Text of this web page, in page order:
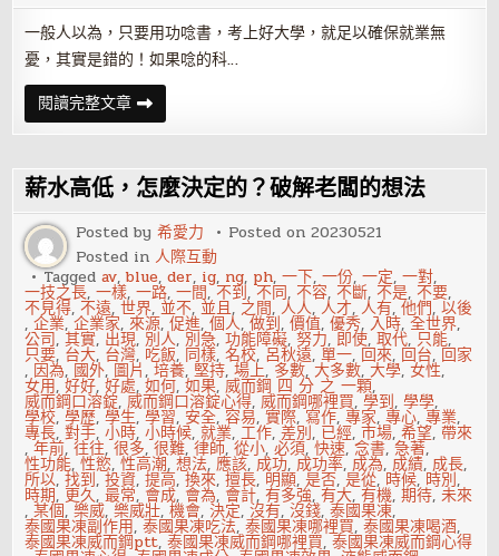
一般人以為，只要用功唸書，考上好大學，就足以確保就業無
憂，其實是錯的！如果唸的科…
閱讀完整文章從
冷
門
系
畢
業，
難
道
就
沒
錢
途
嗎？
薪水高低，怎麼決定的？破解老闆的想法
Posted by希愛力 Posted on20230521
Posted in人際互動
Taggedav,blue,der, ig, ng, ph,一下,一份,一定,一對,
一技之長,一樣,一路,一間,不到,不同,不容,不斷,不是,不要,
不見得,不遠,世界,並不,並且, 之間,人人,人才,人有,他們,以後
,企業,企業家,來源,促進,個人,做到,價值,優秀, 入時,全世界,
公司,其實, 出現, 別人, 別急,功能障礙,努力, 即使,取代, 只能,
只要, 台大, 台灣, 吃飯, 同樣,名校, 呂秋遠,單一, 回來, 回台, 回家
, 因為, 國外, 圖片,培養,堅持,場上, 多數,大多數,大學,女性,
女用,好好,好處,如何,如果,威而鋼 四 分 之 一顆,
威而鋼口溶錠,威而鋼口溶錠心得,威而鋼哪裡買,學到,學學,
學校,學歷,學生,學習, 安全,容易,實際,寫作,專家,專心,專業,
專長,對手,小時,小時候,就業,工作,差別, 已經,市場,希望,帶來
,年前,往往,很多,很難,律師,從小,必須,快速,念書,急著,
性功能,性慾,性高潮,想法,應該,成功, 成功率, 成為, 成績, 成長,
所以,找到,投資,提高,換來,擅長, 明顯,是否,是從, 時候, 時別,
時期, 更久,最常, 會成, 會為, 會計,有多強,有大,有機,期待,未來
,某個,樂威,樂威壯,機會,決定,沒有,沒錢,泰國果凍,
泰國果凍副作用,泰國果凍吃法,泰國果凍哪裡買,泰國果凍喝酒,
泰國果凍威而鋼ptt,泰國果凍威而鋼哪裡買,泰國果凍威而鋼心得